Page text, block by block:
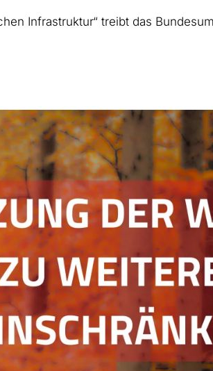
Infrastruktur“ treibt das